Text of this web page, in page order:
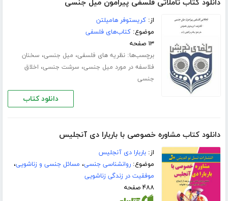
دانلود کتاب تاملاتی فلسفی پیرامون میل جنسی
از:کریستوفر هامیلتن
موضوع:کتاب‌های فلسفی
۱۳ صفحه
برچسب‌ها:نظریه های فلسفی، میل جنسی، سخنان
فلاسفه در مورد میل جنسی، سرشت جنسی، اخلاق
جنسی
دانلود کتاب
دانلود کتاب مشاوره خصوصی با باربارا دی آنجلیس
از:باربارا دی آنجلیس
موضوع:روانشناسی جنسی، مسائل جنسی و زناشویی،
موفقیت در زندگی زناشویی
۴۸۸ صفحه